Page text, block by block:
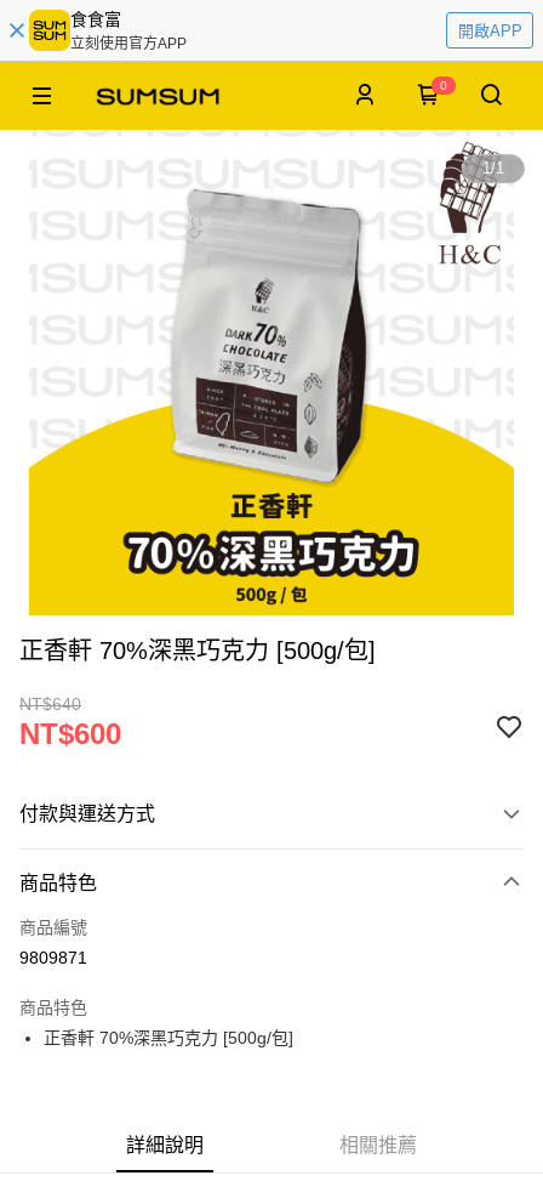
食食富
立刻使用官方APP
開啟APP
0
1/1
正香軒 70%深黑巧克力 [500g/包]
NT$640
NT$600
付款與運送方式
信用卡一次付款
LINE Pay
街口支付
商品特色
商品編號
9809871
商品特色
正香軒 70%深黑巧克力 [500g/包]
詳細說明 相關推薦